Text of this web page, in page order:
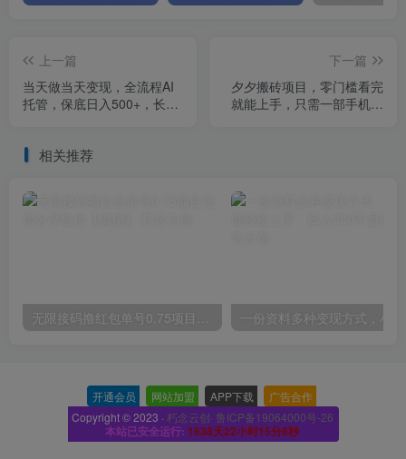
上一篇
当天做当天变现，全流程AI
托管，保底日入500+，长期
下一篇
夕夕搬砖项目，零门槛看完
就能上手，只需一部手机轻
相关推荐
开通会员 网站加盟 APP下载 广告合作
Copyright © 2023 · 朽念云创· 鲁ICP备19064000号-26
本站已安全运行: 1638天22小时15分9秒